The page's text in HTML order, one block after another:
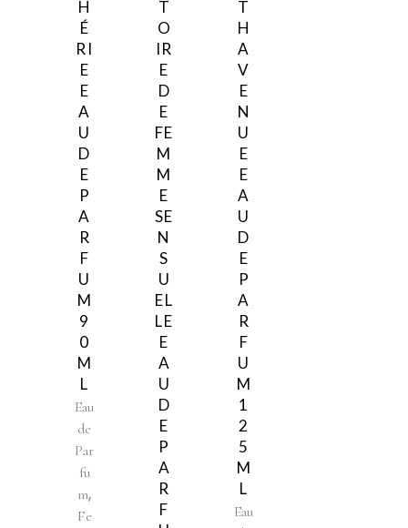
H
É
RI
E
E
A
U
D
E
P
A
R
F
U
M
9
0
M
L
Eau
de
Par
fu
m,
Fe
T
O
IR
E
D
E
FE
M
M
E
SE
N
S
U
EL
LE
E
A
U
D
E
P
A
R
F
T
H
A
V
E
N
U
E
E
A
U
D
E
P
A
R
F
U
M
1
2
5
M
L
Eau